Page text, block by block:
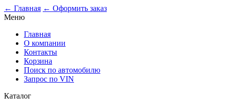
← Главная ← Оформить заказ
Меню
Главная
О компании
Контакты
Корзина
Поиск по автомобилю
Запрос по VIN
Каталог